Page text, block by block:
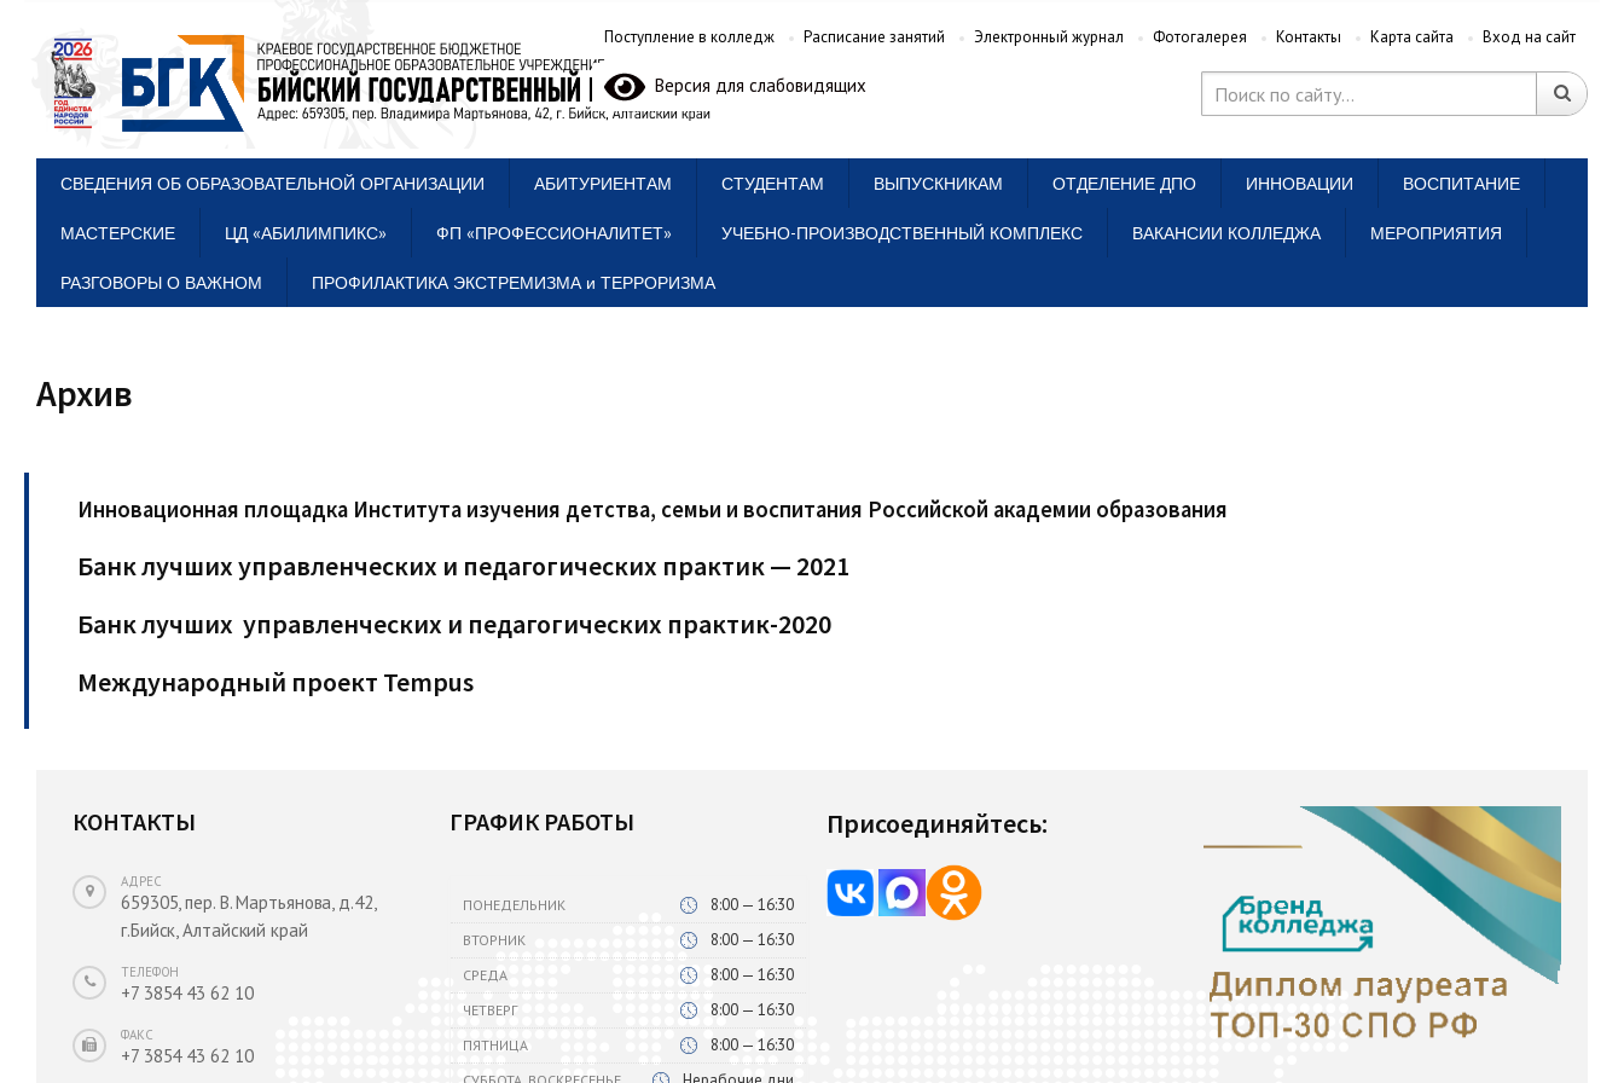
Поступление в колледж Расписание занятий Электронный журнал Фотогалерея Контакты Карта сайта Вход на сайт
Версия для слабовидящих
СВЕДЕНИЯ ОБ ОБРАЗОВАТЕЛЬНОЙ ОРГАНИЗАЦИИ АБИТУРИЕНТАМ СТУДЕНТАМ ВЫПУСКНИКАМ ОТДЕЛЕНИЕ ДПО ИННОВАЦИИ ВОСПИТАНИЕ
МАСТЕРСКИЕ ЦД «АБИЛИМПИКС» ФП «ПРОФЕССИОНАЛИТЕТ» УЧЕБНО-ПРОИЗВОДСТВЕННЫЙ КОМПЛЕКС ВАКАНСИИ КОЛЛЕДЖА МЕРОПРИЯТИЯ
РАЗГОВОРЫ О ВАЖНОМ ПРОФИЛАКТИКА ЭКСТРЕМИЗМА и ТЕРРОРИЗМА
Архив
Инновационная площадка Института изучения детства, семьи и воспитания Российской академии образования
Банк лучших управленческих и педагогических практик — 2021
Банк лучших управленческих и педагогических практик-2020
Международный проект Tempus
КОНТАКТЫ
АДРЕС
659305, пер. В. Мартьянова, д.42,
г.Бийск, Алтайский край
ТЕЛЕФОН
+7 3854 43 62 10
ФАКС
+7 3854 43 62 10
ГРАФИК РАБОТЫ
ПОНЕДЕЛЬНИК 8:00 — 16:30
ВТОРНИК 8:00 — 16:30
СРЕДА 8:00 — 16:30
ЧЕТВЕРГ 8:00 — 16:30
ПЯТНИЦА 8:00 — 16:30
Присоединяйтесь: